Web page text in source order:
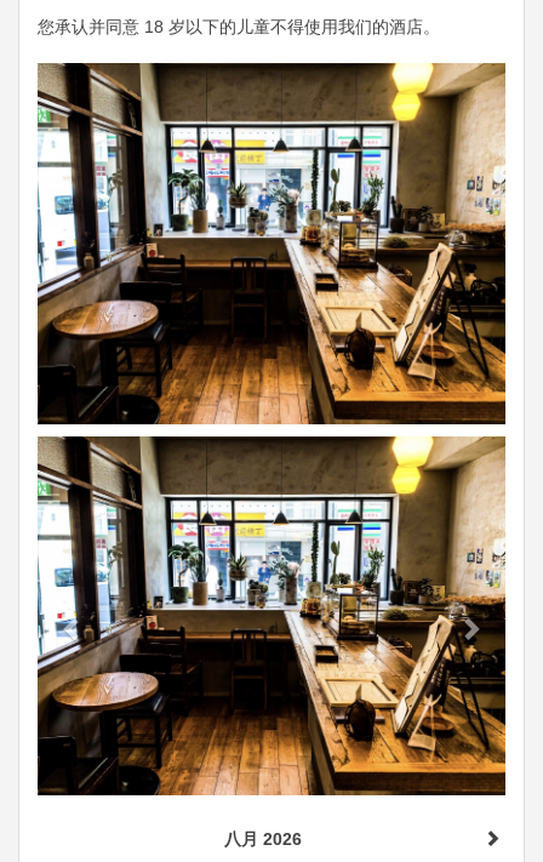
您承认并同意 18 岁以下的儿童不得使用我们的酒店。
Previous Next
八月 2026